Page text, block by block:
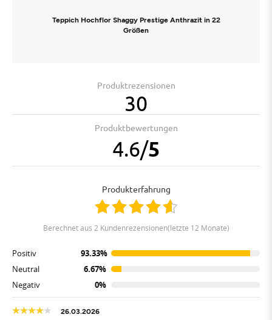
Teppich Hochflor Shaggy Prestige Anthrazit in 22
Größen
Produktrezensionen
30
Produktbewertungen
4.6/5
Produkterfahrung
berechnet aus 2 Kundenrezensionen(letzte 12 Monate)
Positiv
93.33%
Neutral
6.67%
Negativ
0%
26.03.2026